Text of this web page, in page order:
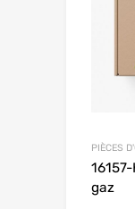
PIÈCES
gaz